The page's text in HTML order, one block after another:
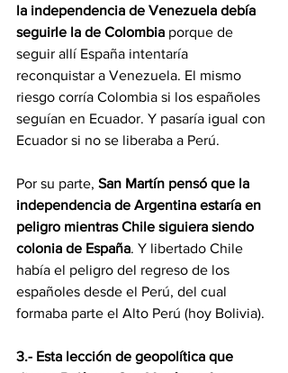
la independencia de Venezuela debía
seguirle la de Colombia porque de
seguir allí España intentaría
reconquistar a Venezuela. El mismo
riesgo corría Colombia si los españoles
seguían en Ecuador. Y pasaría igual con
Ecuador si no se liberaba a Perú.
Por su parte, San Martín pensó que la
independencia de Argentina estaría en
peligro mientras Chile siguiera siendo
colonia de España. Y libertado Chile
había el peligro del regreso de los
españoles desde el Perú, del cual
formaba parte el Alto Perú (hoy Bolivia).
3.- Esta lección de geopolítica que